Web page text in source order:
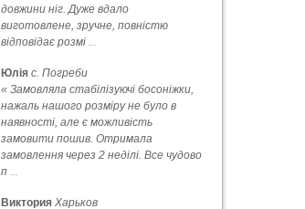
довжини ніг. Дуже вдало
виготовлене, зручне, повністю
відповідає розмі
Юлія с. Погреби
« Замовляла стабілізуючі босоніжки,
нажаль нашого розміру не було в
наявності, але є можливість
замовити пошив. Отримала
замовлення через 2 неділі. Все чудово
п
Виктория Харьков